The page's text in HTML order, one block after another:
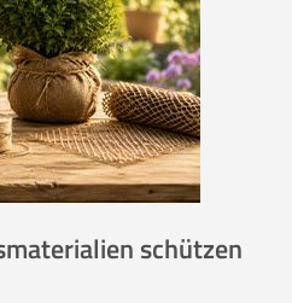
schützen